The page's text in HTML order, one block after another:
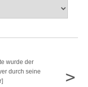
wurde der
durch seine
>